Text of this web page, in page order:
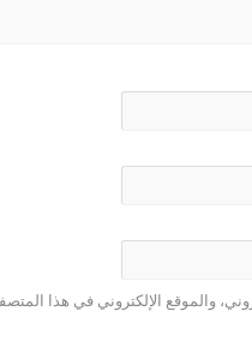
والموقع الإلكتروني في هذا